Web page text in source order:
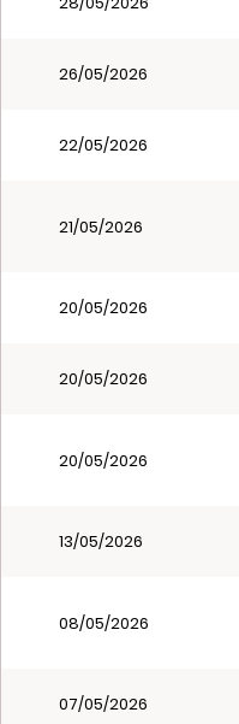
26/05/2026
22/05/2026
21/05/2026
20/05/2026
20/05/2026
20/05/2026
13/05/2026
08/05/2026
07/05/2026